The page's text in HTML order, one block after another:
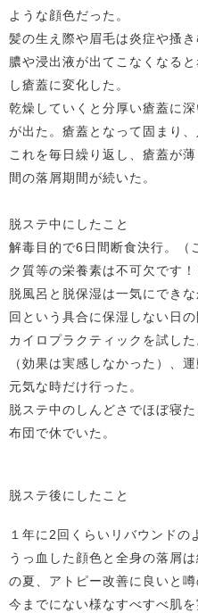
ような顔色だった。
髪の生え際や眉毛は炎症や搔き
膿や浸出液が出てこなくなる
し瘡蓋に変化した。
乾燥していくと分厚い瘡蓋に
が出た。瘡蓋となって固まり
これを毎日繰り返し、瘡蓋が
間の落屑期間が続いた。
脱ステ中にしたこと
解毒目的で6日間断食決行。（
ク質等の栄養素は不可欠です！
脱風呂と脱保湿は一気にでき
回という具合に保湿しない日
カイロプラクティックを試した
（効果は実感しなかった）、
元気な時だけ行った。
脱ステ中のしんどさでほぼ寝
布団で休でいた。
脱ステ後にしたこと
１年に2回くらいリバウンドの
うっ血した顔色と全身の落屑
の夏、アトピー改善に良いと
今までにない様なすべすべ肌